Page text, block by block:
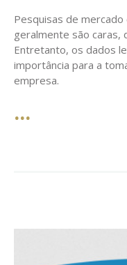
Pesquisas de
geralmente são caras,
Entretanto, os dados
importância para a
empresa.